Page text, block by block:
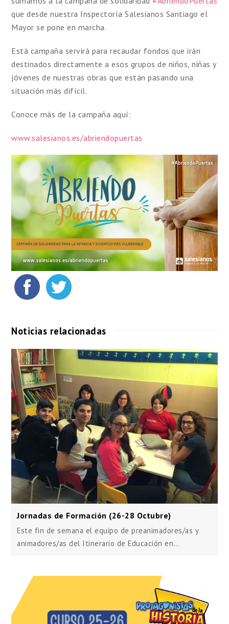
que desde nuestra Inspectoría Salesianos Santiago el
Mayor se pone en marcha.
Está campaña servirá para recaudar fondos que irán
destinados directamente a esos grupos de niños, niñas y
jóvenes de nuestras obras que están pasando una
situación más difícil.
Conoce más de la campaña aquí:
www.salesianos.es/abriendopuertas
Noticias relacionadas
Jornadas de Formación (26-28 Octubre)
Este fin de semana el equipo de preanimadores/as y
animadores/as del Itinerario de Educación en…